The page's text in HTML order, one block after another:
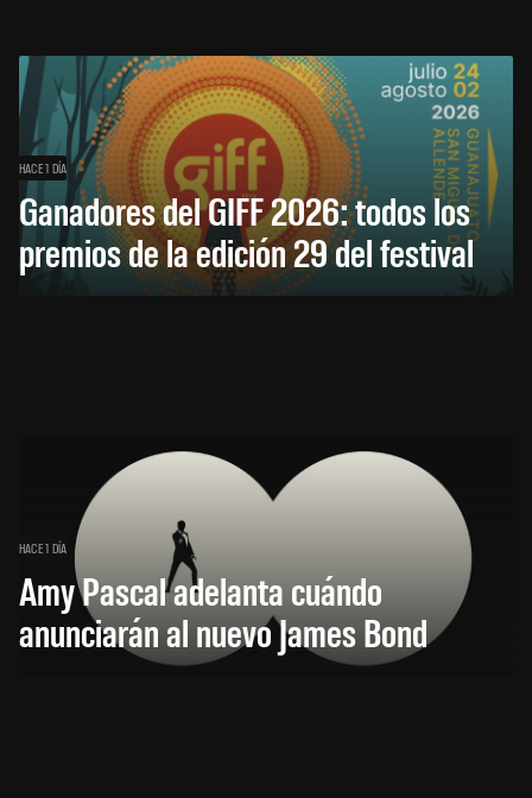
HACE 1 DÍA
Ganadores del GIFF 2026: todos los
premios de la edición 29 del festival
HACE 1 DÍA
Amy Pascal adelanta cuándo
anunciarán al nuevo James Bond